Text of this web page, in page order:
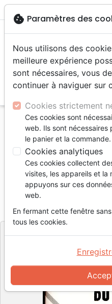
menu
Accueil Livres Santé
À propos du sida
À propos du sida
Auteur :Joël Ceccaldi
Wells
Référence
EditeurKerygma
cookie Paramètres des
Nous utilisons des
meilleure expérience
sont nécessaires, vous
continuer à naviguer sur
Cookies strictement
Ces cookies sont
web. Ils sont
le panier et la commande.
Cookies analytiques
Ces cookies collectent
visites, les appareils et la
appuyons sur ces
web.
En fermant cette fenêtre
tous les cookies.